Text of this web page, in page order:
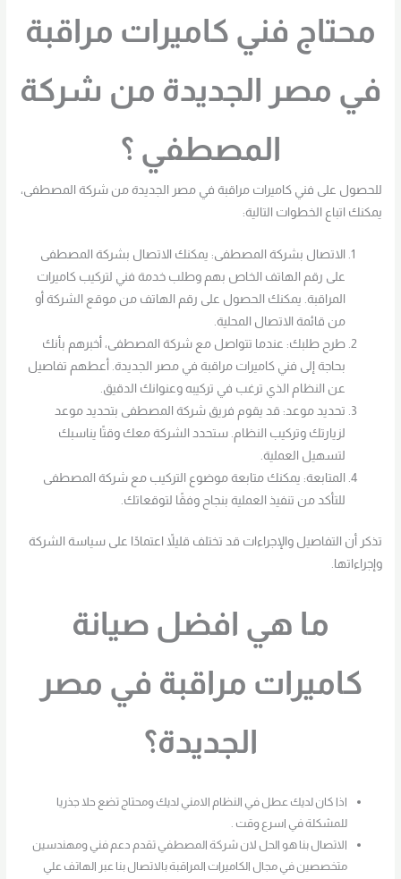
محتاج فني كاميرات مراقبة
في مصر الجديدة من شركة
المصطفي ؟
للحصول على فني كاميرات مراقبة في مصر الجديدة من شركة المصطفى،
يمكنك اتباع الخطوات التالية:
الاتصال بشركة المصطفى: يمكنك الاتصال بشركة المصطفى
على رقم الهاتف الخاص بهم وطلب خدمة فني لتركيب كاميرات
المراقبة. يمكنك الحصول على رقم الهاتف من موقع الشركة أو
من قائمة الاتصال المحلية.
طرح طلبك: عندما تتواصل مع شركة المصطفى، أخبرهم بأنك
بحاجة إلى فني كاميرات مراقبة في مصر الجديدة. أعطهم تفاصيل
عن النظام الذي ترغب في تركيبه وعنوانك الدقيق.
تحديد موعد: قد يقوم فريق شركة المصطفى بتحديد موعد
لزيارتك وتركيب النظام. ستحدد الشركة معك وقتًا يناسبك
لتسهيل العملية.
المتابعة: يمكنك متابعة موضوع التركيب مع شركة المصطفى
للتأكد من تنفيذ العملية بنجاح وفقًا لتوقعاتك.
تذكر أن التفاصيل والإجراءات قد تختلف قليلاً اعتمادًا على سياسة الشركة
وإجراءاتها.
ما هي افضل صيانة
كاميرات مراقبة في مصر
الجديدة؟
اذا كان لديك عطل في النظام الامني لديك ومحتاج تضع حلا جذريا
للمشكلة في اسرع وقت .
الاتصال بنا هو الحل لان شركة المصطفي تقدم دعم فني ومهندسين
متخصصين في مجال الكاميرات المراقبة بالاتصال بنا عبر الهاتف علي